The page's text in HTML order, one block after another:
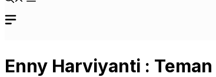
Enny Harviyanti :